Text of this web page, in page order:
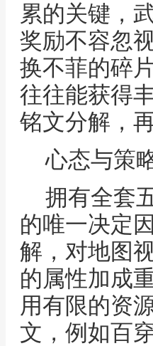
累的关键，
奖励不容忽
换不菲的碎
往往能获得
铭文分解，
心态与策
拥有全套
的唯一决定
解，对地图
的属性加成
用有限的资
文，例如百